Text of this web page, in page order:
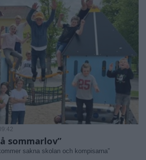
sommarlov”
sakna skolan och kompisarna”